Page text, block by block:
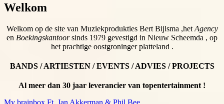
Welkom
Welkom op de site van Muziekprodukties Bert Bijlsma ,het Agency
en Boekingskantoorsinds 1979 gevestigd in Nieuw Scheemda , op
het prachtige oostgroninger platteland .
BANDS / ARTIESTEN / EVENTS / ADVIES / PROJECTS
Al meer dan 30 jaar leverancier van topentertainment !